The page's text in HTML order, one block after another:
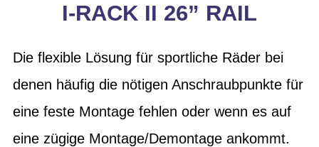
I-RACK II 26” RAIL
Die flexible Lösung für sportliche Räder bei
denen häufig die nötigen Anschraubpunkte für
eine feste Montage fehlen oder wenn es auf
eine zügige Montage/Demontage ankommt.